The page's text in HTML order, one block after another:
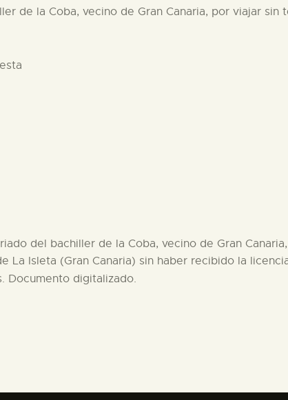
de la Coba, vecino de Gran Canaria, por viajar sin
del bachiller de la Coba, vecino de Gran
La Isleta (Gran Canaria) sin haber recibido la
Documento digitalizado.